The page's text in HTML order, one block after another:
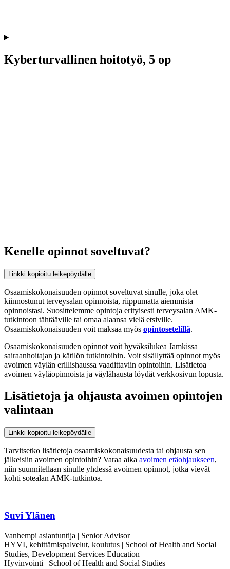
Kyberturvallinen hoitotyö, 5 op
Kenelle opinnot soveltuvat?
Linkki kopioitu leikepöydälle
Osaamiskokonaisuuden opinnot soveltuvat sinulle, joka olet
kiinnostunut terveysalan opinnoista, riippumatta aiemmista
opinnoistasi. Suosittelemme opintoja erityisesti terveysalan AMK-
tutkintoon tähtääville tai omaa alaansa vielä etsiville.
Osaamiskokonaisuuden voit maksaa myös opintosetelillä.
Osaamiskokonaisuuden opinnot voit hyväksilukea Jamkissa
sairaanhoitajan ja kätilön tutkintoihin. Voit sisällyttää opinnot myös
avoimen väylän erillishaussa vaadittaviin opintoihin. Lisätietoa
avoimen väyläopinnoista ja väylähausta löydät verkkosivun lopusta.
Lisätietoja ja ohjausta avoimen opintojen
valintaan
Linkki kopioitu leikepöydälle
Tarvitsetko lisätietoja osaamiskokonaisuudesta tai ohjausta sen
jälkeisiin avoimen opintoihin? Varaa aika avoimen etäohjaukseen,
niin suunnitellaan sinulle yhdessä avoimen opinnot, jotka vievät
kohti sotealan AMK-tutkintoa.
Suvi Ylänen
Vanhempi asiantuntija | Senior Advisor
HYVI, kehittämispalvelut, koulutus | School of Health and Social
Studies, Development Services Education
Hyvinvointi | School of Health and Social Studies